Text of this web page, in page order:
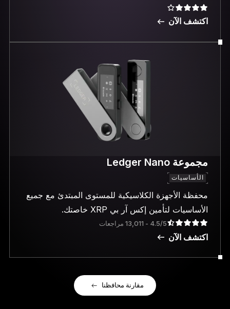
اكتشف الآن
مجموعة Ledger Nano
الأساسيات
محفظة الأجهزة الكلاسيكية للمستوى المبتدئ مع جميع
الأساسيات لتأمين إكس آر بي XRP خاصتك.
4.5/5 - 13,011 مراجعات
اكتشف الآن
مقارنة محافظنا